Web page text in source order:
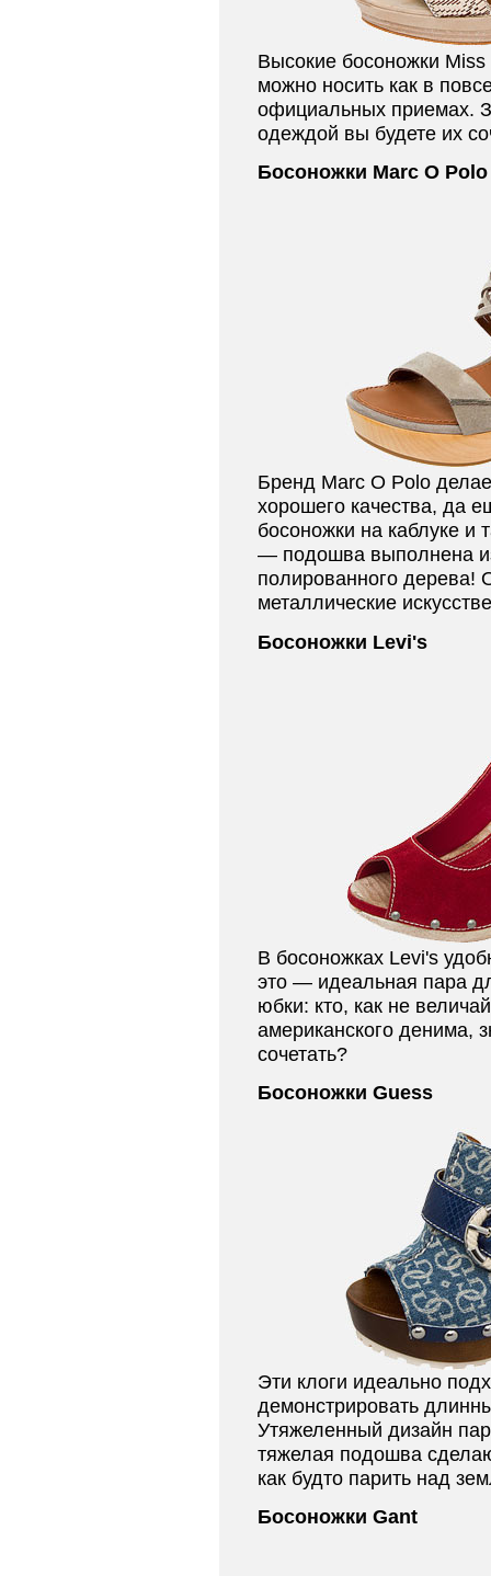
Высокие босоножки Miss
можно носить как в
официальных приемах.
одеждой вы будете их
Босоножки Marc O Polo
Бренд Marc O Polo
хорошего качества, да
босоножки на каблуке и
— подошва выполнена
полированного дерева!
металлические
Босоножки Levi's
В босоножках Levi's
это — идеальная пара
юбки: кто, как не
американского денима,
сочетать?
Босоножки Guess
Эти клоги идеально
демонстрировать
Утяжеленный дизайн
тяжелая подошва
как будто парить над
Босоножки Gant